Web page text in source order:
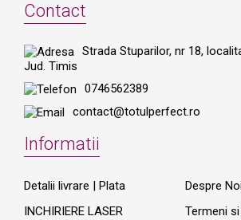
Contact
Strada Stuparilor, nr 18,
Jud. Timis
0746562389
contact@totulperfect.ro
Informatii
Detalii livrare | Plata
INCHIRIERE LASER
Despre Noi
Termeni